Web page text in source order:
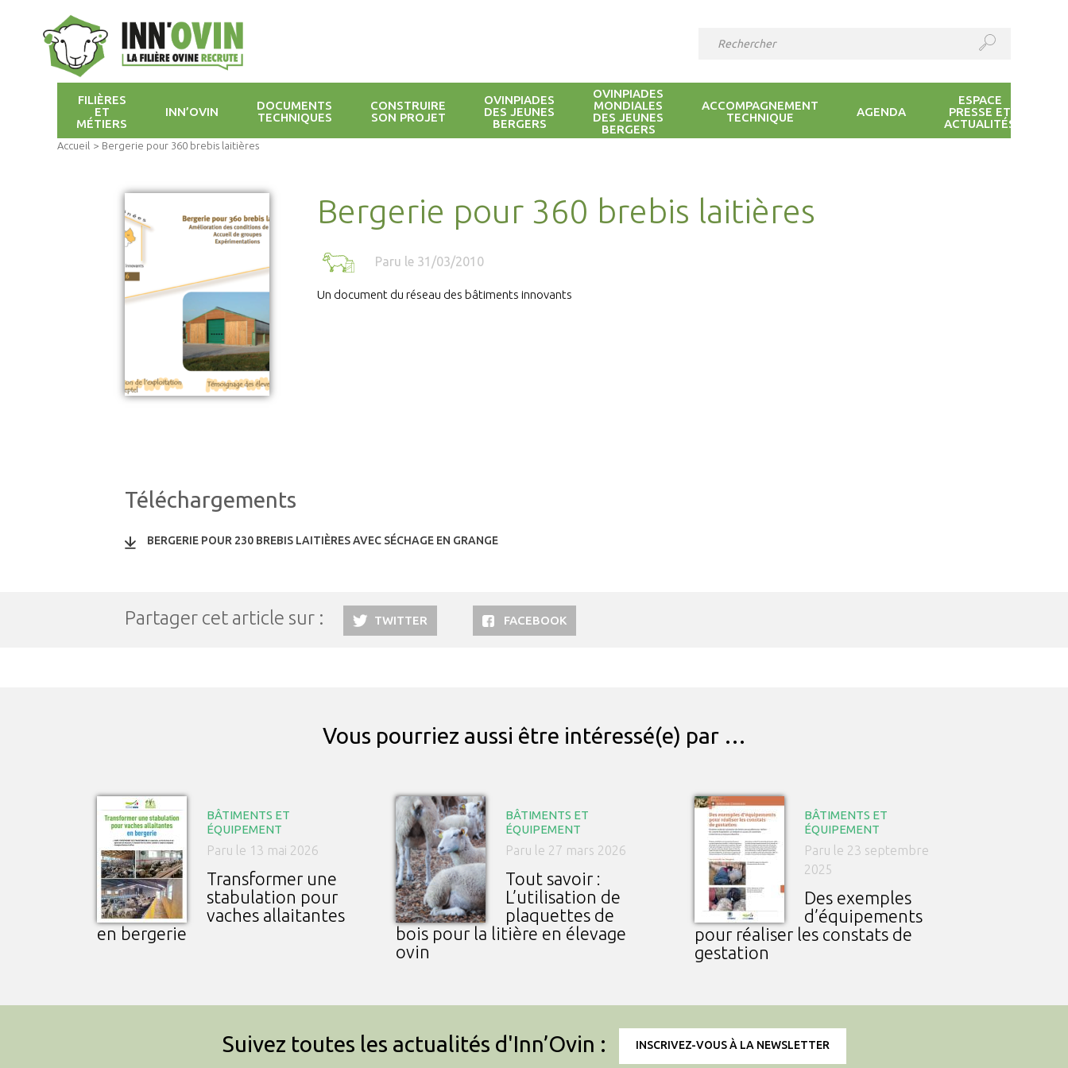
FILIÈRES
ET
MÉTIERS
INN’OVIN
DOCUMENTS
TECHNIQUES
CONSTRUIRE
SON PROJET
OVINPIADES
DES JEUNES
BERGERS
OVINPIADES
MONDIALES
DES JEUNES
BERGERS
ACCOMPAGNEMENT
TECHNIQUE
AGENDA
ESPACE
PRESSE ET
ACTUALITÉS
Accueil > Bergerie pour 360 brebis laitières
Bergerie pour 360 brebis laitières
Paru le 31/03/2010
Un document du réseau des bâtiments innovants
Téléchargements
BERGERIE POUR 230 BREBIS LAITIÈRES AVEC SÉCHAGE EN GRANGE
Partager cet article sur : TWITTER FACEBOOK
Vous pourriez aussi être intéressé(e) par …
BÂTIMENTS ET
ÉQUIPEMENT
Paru le 13 mai 2026
Transformer une
stabulation pour
vaches allaitantes
en bergerie
BÂTIMENTS ET
ÉQUIPEMENT
Paru le 27 mars 2026
Tout savoir :
L’utilisation de
plaquettes de
bois pour la litière en élevage
ovin
BÂTIMENTS ET
ÉQUIPEMENT
Paru le 23 septembre
2025
Des exemples
d’équipements
pour réaliser les constats de
gestation
Suivez toutes les actualités d'Inn’Ovin : INSCRIVEZ-VOUS À LA NEWSLETTER